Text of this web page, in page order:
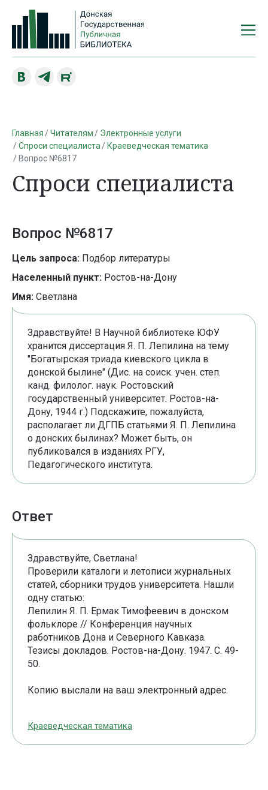
Главная Читателям
Электронные услуги
Спроси специалиста
Краеведческая тематика
Вопрос №6817
Спроси специалиста
Вопрос №6817
Цель запроса: Подбор литературы
Населенный пункт: Ростов-на-Дону
Имя: Светлана
Здравствуйте! В Научной библиотеке ЮФУ
хранится диссертация Я. П. Лепилина на тему
"Богатырская триада киевского цикла в
донской былине" (Дис. на соиск. учен. степ.
канд. филолог. наук. Ростовский
государственный университет. Ростов-на-
Дону, 1944 г.) Подскажите, пожалуйста,
располагает ли ДГПБ статьями Я. П. Лепилина
о донских былинах? Может быть, он
публиковался в изданиях РГУ,
Педагогического института.
Ответ
Здравствуйте, Светлана!
Проверили каталоги и летописи журнальных
статей, сборники трудов университета. Нашли
одну статью:
Лепилин Я. П. Ермак Тимофеевич в донском
фольклоре // Конференция научных
работников Дона и Северного Кавказа.
Тезисы докладов. Ростов-на-Дону. 1947. С. 49-
50.
Копию выслали на ваш электронный адрес.
Краеведческая тематика